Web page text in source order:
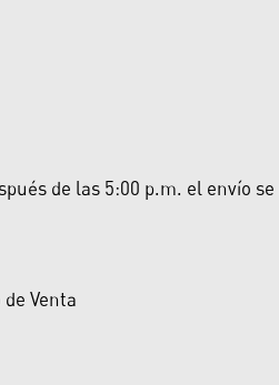
de las 5:00 p.m. el envío
Venta